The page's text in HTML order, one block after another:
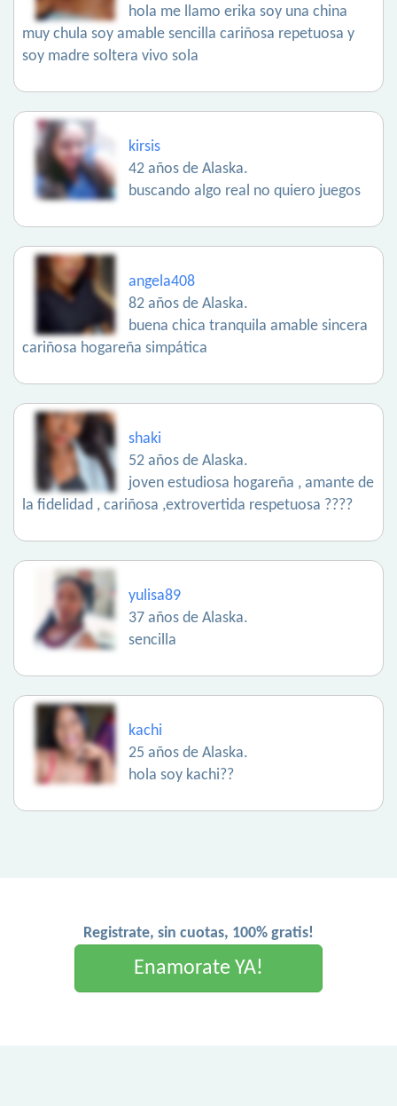
hola me llamo erika soy una china
muy chula soy amable sencilla cariñosa repetuosa y
soy madre soltera vivo sola
kirsis
42 años de Alaska.
buscando algo real no quiero juegos
angela408
82 años de Alaska.
buena chica tranquila amable sincera
cariñosa hogareña simpática
shaki
52 años de Alaska.
joven estudiosa hogareña , amante de
la fidelidad , cariñosa ,extrovertida respetuosa ????
yulisa89
37 años de Alaska.
sencilla
kachi
25 años de Alaska.
hola soy kachi??
Registrate, sin cuotas, 100% gratis!
Enamorate YA!